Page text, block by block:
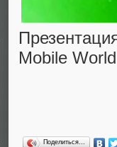
Mobile
Поделиться…